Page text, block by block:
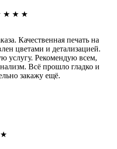
★ ★ ★
Качественная печать на
цветами и детализацией.
услугу. Рекомендую всем,
Всё прошло гладко и
закажу ещё.
★